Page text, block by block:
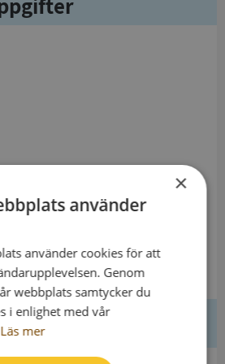
×
använder
använder cookies för att
Genom
webbplats samtycker du
i enlighet med vår
Läs mer